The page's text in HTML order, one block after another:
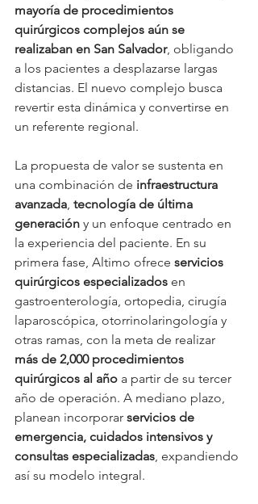
mayoría de procedimientos
quirúrgicos complejos aún se
realizaban en San Salvador, obligando
a los pacientes a desplazarse largas
distancias. El nuevo complejo busca
revertir esta dinámica y convertirse en
un referente regional.
La propuesta de valor se sustenta en
una combinación de infraestructura
avanzada, tecnología de última
generación y un enfoque centrado en
la experiencia del paciente. En su
primera fase, Altimo ofrece servicios
quirúrgicos especializados en
gastroenterología, ortopedia, cirugía
laparoscópica, otorrinolaringología y
otras ramas, con la meta de realizar
más de 2,000 procedimientos
quirúrgicos al año a partir de su tercer
año de operación. A mediano plazo,
planean incorporar servicios de
emergencia, cuidados intensivos y
consultas especializadas, expandiendo
así su modelo integral.